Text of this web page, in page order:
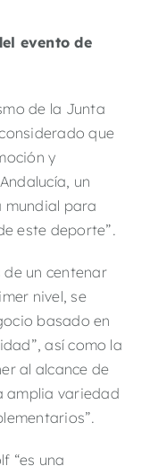
evento de
de la Junta
que
y
un
mundial para
este deporte”.
un centenar
nivel, se
basado en
así como la
al alcance de
amplia variedad
“es una